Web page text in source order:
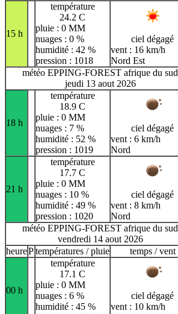
15 h
température
24.2 C
pluie : 0 MM
nuages : 0 %
humidité : 42 %
pression : 1018
ciel dégagé
vent : 16 km/h
Nord Est
météo EPPING-FOREST afrique du sud
jeudi 13 aout 2026
18 h
température
18.9 C
pluie : 0 MM
nuages : 7 %
humidité : 52 %
pression : 1019
ciel dégagé
vent : 6 km/h
Nord
21 h
température
17.7 C
pluie : 0 MM
nuages : 10 %
humidité : 49 %
pression : 1020
ciel dégagé
vent : 8 km/h
Nord
météo EPPING-FOREST afrique du sud
vendredi 14 aout 2026
heurePtempératures / pluie temps / vent
00 h
température
17.1 C
pluie : 0 MM
nuages : 6 %
humidité : 45 %
ciel dégagé
vent : 10 km/h